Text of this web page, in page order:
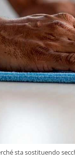
sta sostituendo